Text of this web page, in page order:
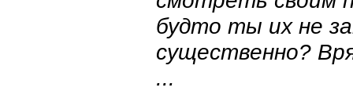
будто ты их не
существенно?
...